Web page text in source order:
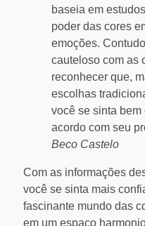
baseia em
poder das cores
emoções.
cauteloso com as
reconhecer que,
escolhas
você se sinta
acordo com seu
Beco Castelo
Com as informações
você se sinta mais
fascinante mundo das
em um espaço